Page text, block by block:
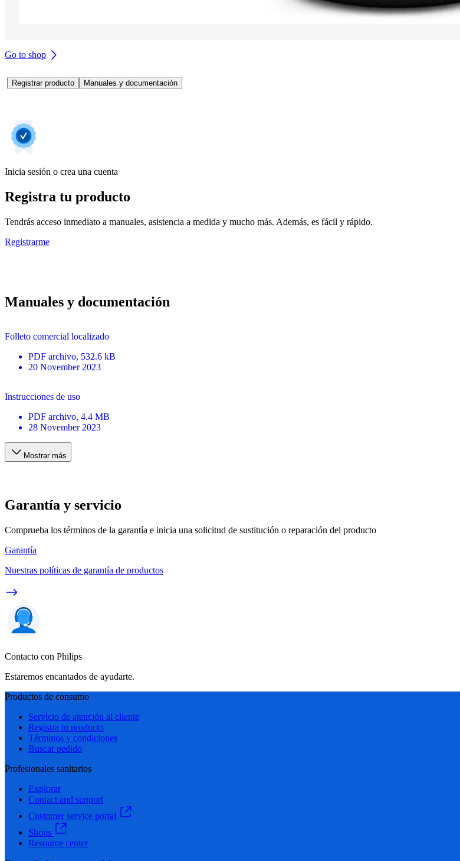
Go to shop
Registrar producto Manuales y documentación
Inicia sesión o crea una cuenta
Registra tu producto
Tendrás acceso inmediato a manuales, asistencia a medida y mucho más. Además, es fácil y rápido.
Registrarme
Manuales y documentación
Folleto comercial localizado
PDF archivo, 532.6 kB
20 November 2023
Instrucciones de uso
PDF archivo, 4.4 MB
28 November 2023
Mostrar más
Garantía y servicio
Comprueba los términos de la garantía e inicia una solicitud de sustitución o reparación del producto
Garantía
Nuestras políticas de garantía de productos
Contacto con Philips
Estaremos encantados de ayudarte.
Productos de consumo
Servicio de atención al cliente
Registra tu producto
Términos y condiciones
Buscar pedido
Profesionales sanitarios
Explorar
Contact and support
Customer service portal
Shops
Resource center